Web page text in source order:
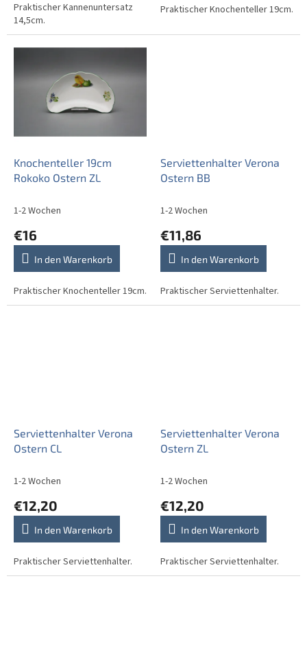
Praktischer Kannenuntersatz
14,5cm.
Praktischer Knochenteller 19cm.
Knochenteller 19cm
Rokoko Ostern ZL
1-2 Wochen
€16
In den Warenkorb
Praktischer Knochenteller 19cm.
Serviettenhalter Verona
Ostern BB
1-2 Wochen
€11,86
In den Warenkorb
Praktischer Serviettenhalter.
Serviettenhalter Verona
Ostern CL
1-2 Wochen
€12,20
In den Warenkorb
Praktischer Serviettenhalter.
Serviettenhalter Verona
Ostern ZL
1-2 Wochen
€12,20
In den Warenkorb
Praktischer Serviettenhalter.